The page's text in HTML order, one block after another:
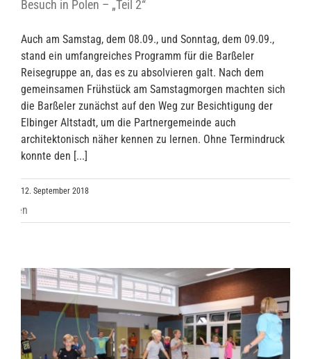
Besuch in Polen – „Teil 2“
Auch am Samstag, dem 08.09., und Sonntag, dem 09.09.,
stand ein umfangreiches Programm für die Barßeler
Reisegruppe an, das es zu absolvieren galt. Nach dem
gemeinsamen Frühstück am Samstagmorgen machten sich
die Barßeler zunächst auf den Weg zur Besichtigung der
Elbinger Altstadt, um die Partnergemeinde auch
architektonisch näher kennen zu lernen. Ohne Termindruck
konnte den [...]
12. September 2018